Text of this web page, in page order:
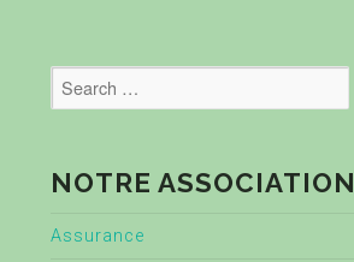
NOTRE ASSOCIATION
Assurance